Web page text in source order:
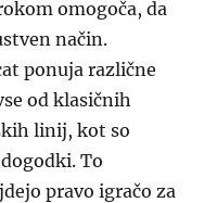
omogoča, da
način.
ponuja različne
od klasičnih
linij, kot so
To
pravo igračo za